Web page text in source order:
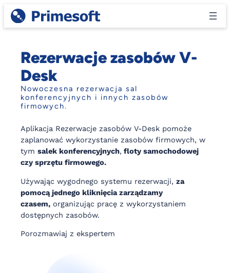
Przejdź
do
treści
Rezerwacje zasobów V-
Desk
Nowoczesna rezerwacja sal
konferencyjnych i innych zasobów
firmowych.
Aplikacja Rezerwacje zasobów V-Desk pomoże
zaplanować wykorzystanie zasobów firmowych, w
tym salek konferencyjnych, floty samochodowej
czy sprzętu firmowego.
Używając wygodnego systemu rezerwacji, za
pomocą jednego kliknięcia zarządzamy
czasem, organizując pracę z wykorzystaniem
dostępnych zasobów.
Porozmawiaj z ekspertem